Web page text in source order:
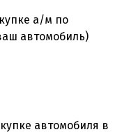
а/м по
автомобиль)
автомобиля в